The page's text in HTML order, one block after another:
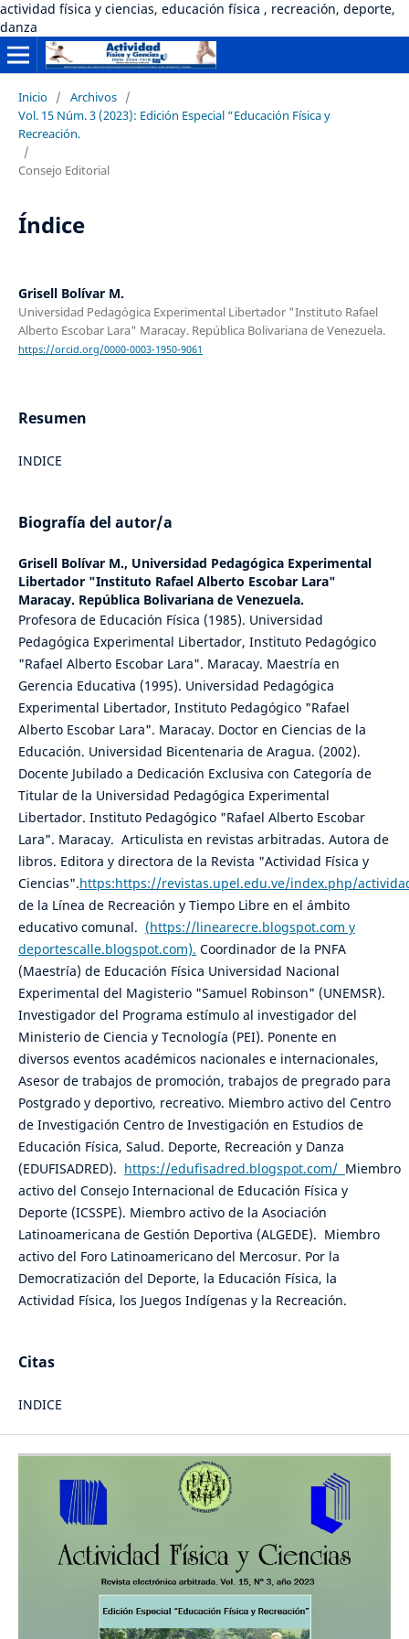
actividad física y ciencias, educación física , recreación, deporte,
danza
Inicio / Archivos /
Vol. 15 Núm. 3 (2023): Edición Especial “Educación Física y
Recreación.
/
Consejo Editorial
Índice
Grisell Bolívar M.
Universidad Pedagógica Experimental Libertador "Instituto Rafael
Alberto Escobar Lara" Maracay. República Bolivariana de Venezuela.
https://orcid.org/0000-0003-1950-9061
Resumen
INDICE
Biografía del autor/a
Grisell Bolívar M., Universidad Pedagógica Experimental
Libertador "Instituto Rafael Alberto Escobar Lara"
Maracay. República Bolivariana de Venezuela.
Profesora de Educación Física (1985). Universidad
Pedagógica Experimental Libertador, Instituto Pedagógico
"Rafael Alberto Escobar Lara". Maracay. Maestría en
Gerencia Educativa (1995). Universidad Pedagógica
Experimental Libertador, Instituto Pedagógico "Rafael
Alberto Escobar Lara". Maracay. Doctor en Ciencias de la
Educación. Universidad Bicentenaria de Aragua. (2002).
Docente Jubilado a Dedicación Exclusiva con Categoría de
Titular de la Universidad Pedagógica Experimental
Libertador. Instituto Pedagógico "Rafael Alberto Escobar
Lara". Maracay. Articulista en revistas arbitradas. Autora de
libros. Editora y directora de la Revista "Actividad Física y
Ciencias".https:https://revistas.upel.edu.ve/index.php/
de la Línea de Recreación y Tiempo Libre en el ámbito
educativo comunal. (https://linearecre.blogspot.com y
deportescalle.blogspot.com). Coordinador de la PNFA
(Maestría) de Educación Física Universidad Nacional
Experimental del Magisterio "Samuel Robinson" (UNEMSR).
Investigador del Programa estímulo al investigador del
Ministerio de Ciencia y Tecnología (PEI). Ponente en
diversos eventos académicos nacionales e internacionales,
Asesor de trabajos de promoción, trabajos de pregrado para
Postgrado y deportivo, recreativo. Miembro activo del Centro
de Investigación Centro de Investigación en Estudios de
Educación Física, Salud. Deporte, Recreación y Danza
(EDUFISADRED). https://edufisadred.blogspot.com/ Miembro
activo del Consejo Internacional de Educación Física y
Deporte (ICSSPE). Miembro activo de la Asociación
Latinoamericana de Gestión Deportiva (ALGEDE). Miembro
activo del Foro Latinoamericano del Mercosur. Por la
Democratización del Deporte, la Educación Física, la
Actividad Física, los Juegos Indígenas y la Recreación.
Citas
INDICE